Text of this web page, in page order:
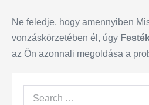
Ne feledje, hogy amennyiben
vonzáskörzetében él, úgy
az Ön azonnali megoldása a